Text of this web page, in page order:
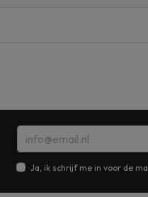
Ja, ik schrijf me in voor de